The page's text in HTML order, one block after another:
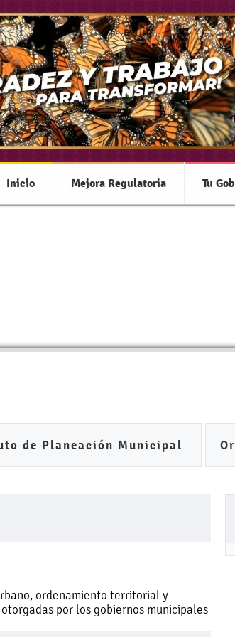
Inicio Mejora Regulatoria Tu
Transparencia
pública de oficio
de Planeación Municipal
ordenamiento territorial y
por los gobiernos municipales